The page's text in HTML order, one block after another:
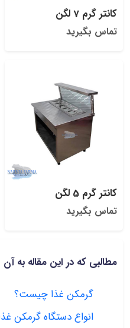
کانتر گرم 7 لگن
تماس بگیرید
کانتر گرم 5 لگن
تماس بگیرید
مطالبی که در این مقاله به
گرمکن غذا چیست؟
انواع دستگاه گرمکن